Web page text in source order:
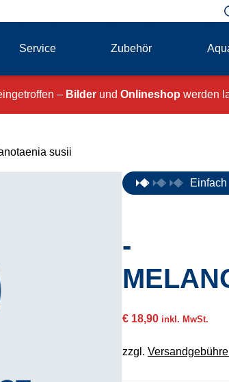
Service Zubehör
– Bilderund Onlineshop werden
susii
Einfach
-
€ 18,90 inkl. MwSt.
zzgl.